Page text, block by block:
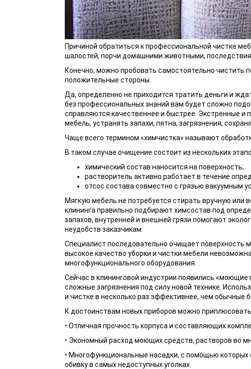
Причиной обратиться к профессиональной чистке
шалостей, порчи домашними животными,
Конечно, можно пробовать самостоятельно чистить
положительные стороны.
Да, определенно не приходится тратить деньги и
без профессиональных знаний вам будет сложно
справляются качественнее и быстрее. Экстренные
мебель, устранять запахи, пятна, загрязнения,
Чаще всего термином «химчистка» называют
В таком случае очищение состоит из нескольких
химический состав наносится на поверхность;
растворитель активно работает в течение
отсос состава совместно с грязью вакуумным
Мягкую мебель не потребуется стирать вручную
клининга правильно подбирают химсостав под
запахов, внутренней и внешней грязи помогают
неудобств заказчикам.
Специалист последовательно очищает поверхность
высокое качество уборки и чистки мебели
многофункционального оборудования.
Сейчас в клининговой индустрии появились
сложные загрязнения под силу новой технике.
и чистке в несколько раз эффективнее, чем обычные
К достоинствам новых приборов можно
• Отличная прочность корпуса и составляющих
• Экономный расход моющих средств, растворов во
• Многофункциональные насадки, с помощью
обивку в самых недоступных уголках.